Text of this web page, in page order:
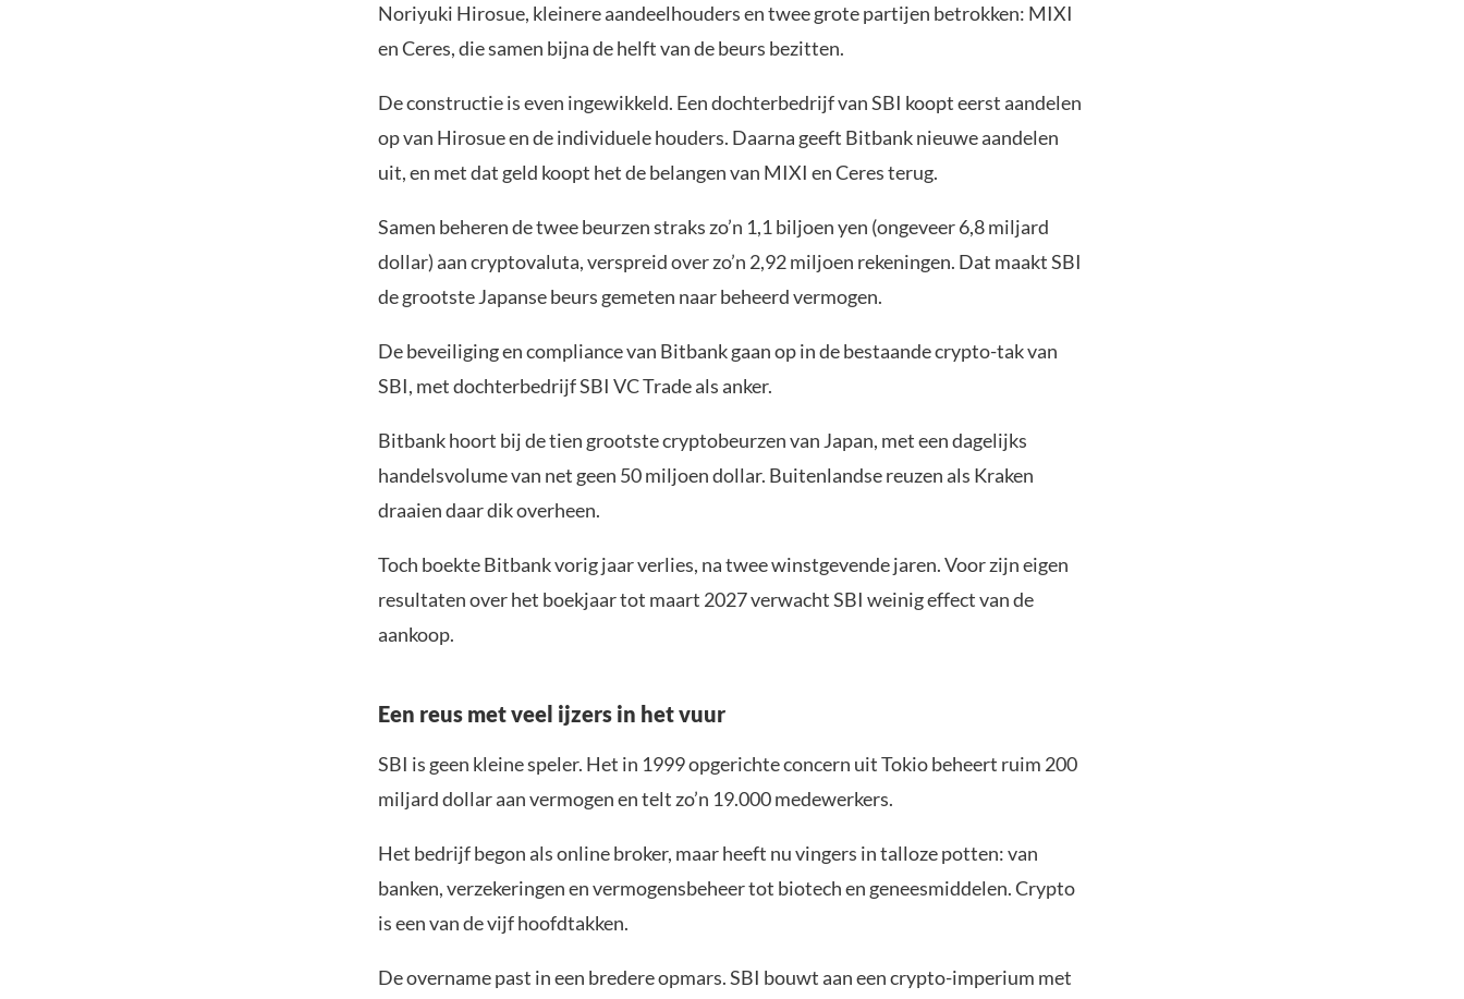
Noriyuki Hirosue, kleinere aandeelhouders en twee grote partijen betrokken: MIXI
en Ceres, die samen bijna de helft van de beurs bezitten.
De constructie is even ingewikkeld. Een dochterbedrijf van SBI koopt eerst aandelen
op van Hirosue en de individuele houders. Daarna geeft Bitbank nieuwe aandelen
uit, en met dat geld koopt het de belangen van MIXI en Ceres terug.
Samen beheren de twee beurzen straks zo’n 1,1 biljoen yen (ongeveer 6,8 miljard
dollar) aan cryptovaluta, verspreid over zo’n 2,92 miljoen rekeningen. Dat maakt SBI
de grootste Japanse beurs gemeten naar beheerd vermogen.
De beveiliging en compliance van Bitbank gaan op in de bestaande crypto-tak van
SBI, met dochterbedrijf SBI VC Trade als anker.
Bitbank hoort bij de tien grootste cryptobeurzen van Japan, met een dagelijks
handelsvolume van net geen 50 miljoen dollar. Buitenlandse reuzen als Kraken
draaien daar dik overheen.
Toch boekte Bitbank vorig jaar verlies, na twee winstgevende jaren. Voor zijn eigen
resultaten over het boekjaar tot maart 2027 verwacht SBI weinig effect van de
aankoop.
Een reus met veel ijzers in het vuur
SBI is geen kleine speler. Het in 1999 opgerichte concern uit Tokio beheert ruim 200
miljard dollar aan vermogen en telt zo’n 19.000 medewerkers.
Het bedrijf begon als online broker, maar heeft nu vingers in talloze potten: van
banken, verzekeringen en vermogensbeheer tot biotech en geneesmiddelen. Crypto
is een van de vijf hoofdtakken.
De overname past in een bredere opmars. SBI bouwt aan een crypto-imperium met